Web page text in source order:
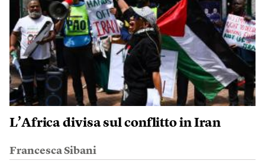
L’Africa divisa sul conflitto in Iran
Francesca Sibani